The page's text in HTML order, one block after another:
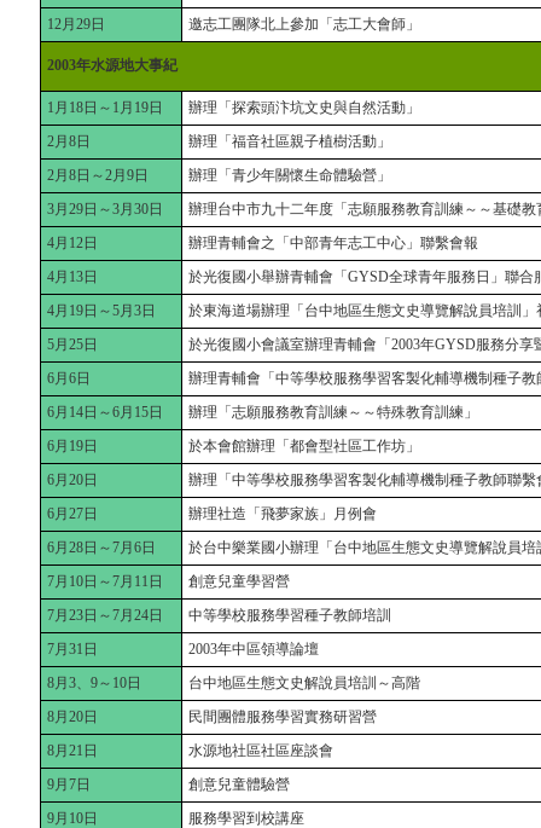
12月29日 邀志工團隊北上參加「志工大會師」
2003年水源地大事紀
1月18日～1月19日
辦理「探索頭汴坑文史與自然活動」
2月8日
辦理「福音社區親子植樹活動」
2月8日～2月9日
辦理「青少年關懷生命體驗營」
3月29日～3月30日
辦理台中市九十二年度「志願服務教育訓練～～基礎教
4月12日
辦理青輔會之「中部青年志工中心」聯繫會報
4月13日
於光復國小舉辦青輔會「GYSD全球青年服務日」聯合
4月19日～5月3日
於東海道場辦理「台中地區生態文史導覽解說員培訓」
5月25日
於光復國小會議室辦理青輔會「2003年GYSD服務分享
6月6日
辦理青輔會「中等學校服務學習客製化輔導機制種子教
6月14日～6月15日
辦理「志願服務教育訓練～～特殊教育訓練」
6月19日
於本會館辦理「都會型社區工作坊」
6月20日
辦理「中等學校服務學習客製化輔導機制種子教師聯繫
6月27日
辦理社造「飛夢家族」月例會
6月28日～7月6日
於台中樂業國小辦理「台中地區生態文史導覽解說員培
7月10日～7月11日
創意兒童學習營
7月23日～7月24日
中等學校服務學習種子教師培訓
7月31日
2003年中區領導論壇
8月3、9～10日
台中地區生態文史解說員培訓～高階
8月20日
民間團體服務學習實務研習營
8月21日
水源地社區社區座談會
9月7日
創意兒童體驗營
9月10日
服務學習到校講座